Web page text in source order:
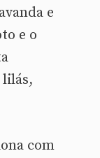
e
e o
lilás,
com